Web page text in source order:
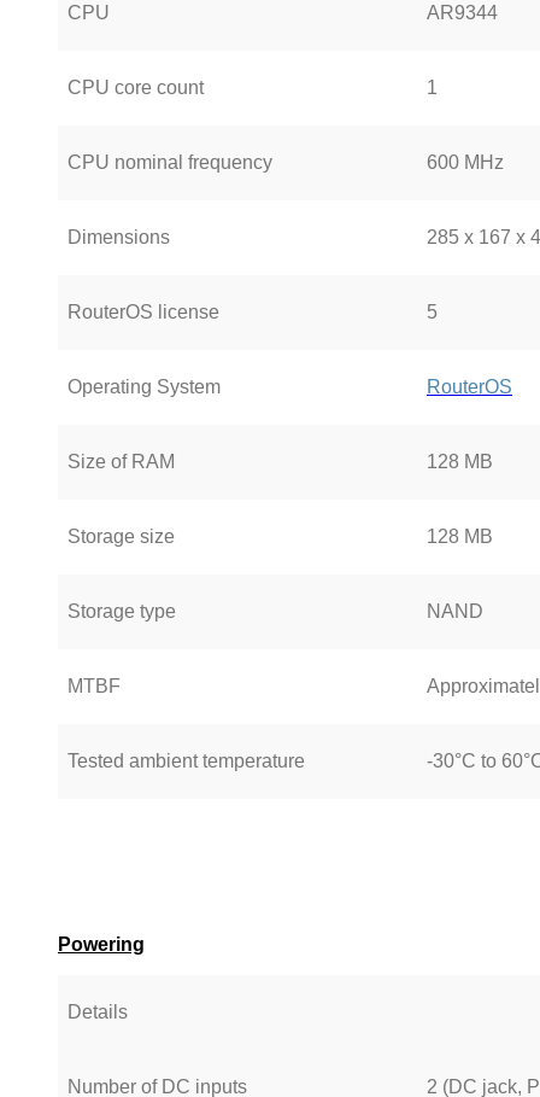
CPU AR9344
CPU core count 1
CPU nominal frequency 600 MHz
Dimensions 285 x 167 x
RouterOS license 5
Operating System RouterOS
Size of RAM 128 MB
Storage size 128 MB
Storage type NAND
MTBF
Tested ambient temperature -30°C to
Powering
Details
Number of DC inputs 2 (DC jack,